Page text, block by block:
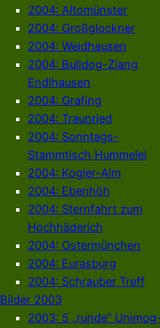
2004: Altomünster
2004: Großglockner
2004: Weidhausen
2004: Bulldog-Ziang
Endlhausen
2004: Grafing
2004: Traunried
2004: Sonntags-
Stammtisch Hummelei
2004: Kogler-Alm
2004: Ebenhöh
2004: Sternfahrt zum
Hochhäderich
2004: Ostermünchen
2004: Eurasburg
2004: Schrauber Treff
Bilder 2003
2003: 5 „runde“